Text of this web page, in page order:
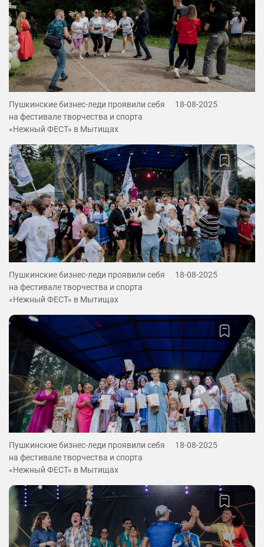
Пушкинские бизнес-леди проявили себя
на фестивале творчества и спорта
«Нежный ФЕСТ» в Мытищах
18-08-2025
Пушкинские бизнес-леди проявили себя
на фестивале творчества и спорта
«Нежный ФЕСТ» в Мытищах
18-08-2025
Пушкинские бизнес-леди проявили себя
на фестивале творчества и спорта
«Нежный ФЕСТ» в Мытищах
18-08-2025